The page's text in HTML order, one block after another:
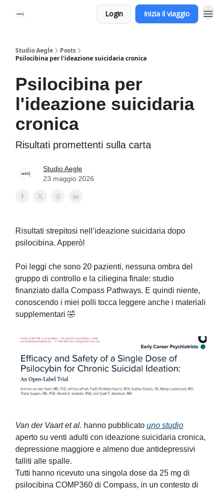
Login Inizia il viaggio
Studio Aegle
Posts
Psilocibina per l'ideazione suicidaria cronica
Psilocibina per
l'ideazione suicidaria
cronica
Risultati promettenti sulla carta
Studio Aegle
23 maggio 2026
Risultati strepitosi nell’ideazione suicidaria dopo
psilocibina. Apperò!
Poi leggi che sono 20 pazienti, nessuna ombra del
gruppo di controllo e la ciliegina finale: studio
finanziato dalla Compass Pathways. E quindi niente,
conoscendo i miei polli tocca leggere anche i materiali
supplementari 🤣
Van der Vaart et al. hanno pubblicato uno studio
aperto su venti adulti con ideazione suicidaria cronica,
depressione maggiore e almeno due antidepressivi
falliti alle spalle.
Tutti hanno ricevuto una singola dose da 25 mg di
psilocibina COMP360 di Compass, in un contesto di